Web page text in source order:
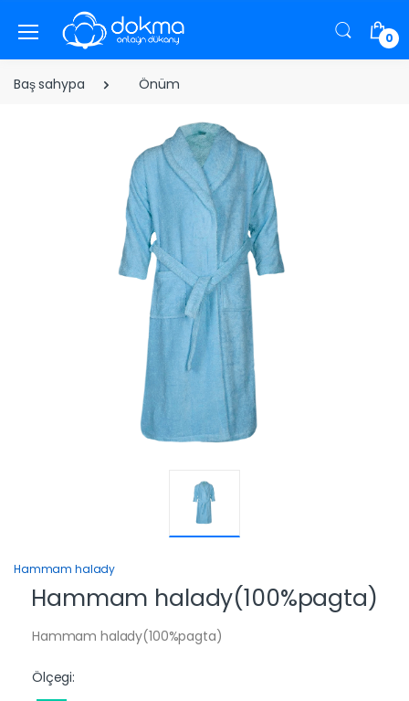
0
Baş sahypa Önüm
Hammam halady
Hammam halady(100%pagta)
Hammam halady(100%pagta)
Ölçegi: